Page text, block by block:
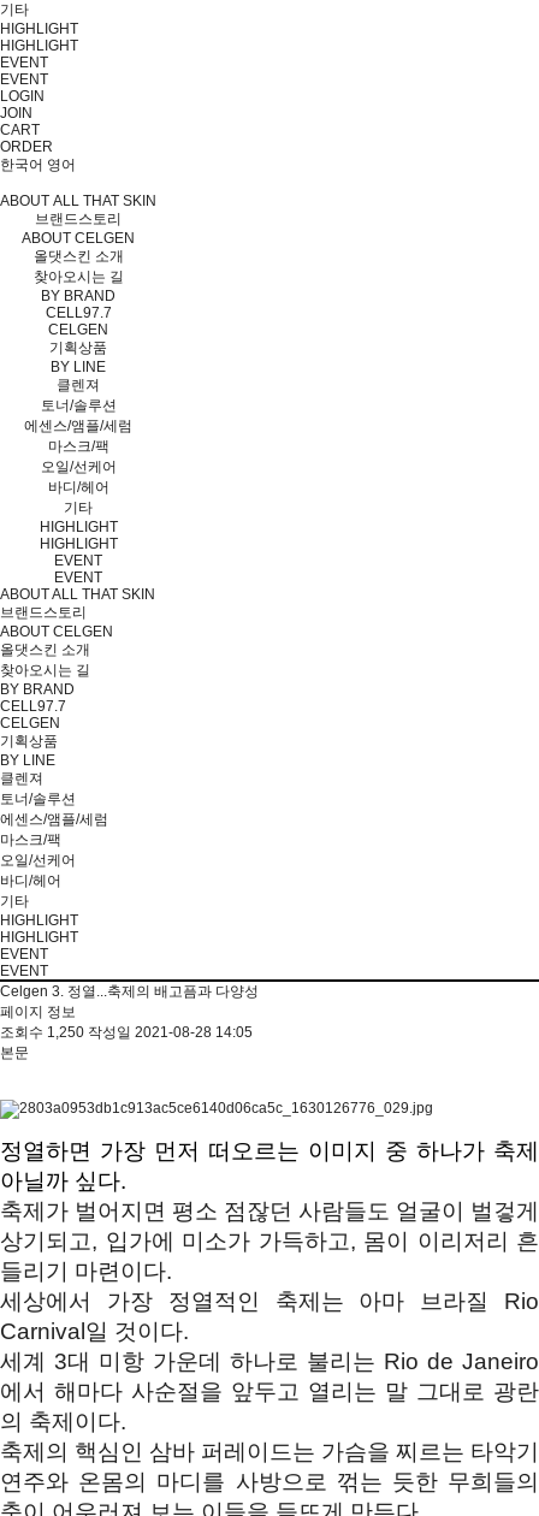
기타
HIGHLIGHT
HIGHLIGHT
EVENT
EVENT
LOGIN
JOIN
CART
ORDER
한국어 영어
ABOUT ALL THAT SKIN
브랜드스토리
ABOUT CELGEN
올댓스킨 소개
찾아오시는 길
BY BRAND
CELL97.7
CELGEN
기획상품
BY LINE
클렌져
토너/솔루션
에센스/앰플/세럼
마스크/팩
오일/선케어
바디/헤어
기타
HIGHLIGHT
HIGHLIGHT
EVENT
EVENT
ABOUT ALL THAT SKIN
브랜드스토리
ABOUT CELGEN
올댓스킨 소개
찾아오시는 길
BY BRAND
CELL97.7
CELGEN
기획상품
BY LINE
클렌져
토너/솔루션
에센스/앰플/세럼
마스크/팩
오일/선케어
바디/헤어
기타
HIGHLIGHT
HIGHLIGHT
EVENT
EVENT
Celgen 3. 정열...축제의 배고픔과 다양성
페이지 정보
조회수 1,250 작성일 2021-08-28 14:05
본문
정열하면 가장 먼저 떠오르는 이미지 중 하나가 축제
아닐까 싶다.
축제가 벌어지면 평소 점잖던 사람들도 얼굴이 벌겋게
상기되고, 입가에 미소가 가득하고, 몸이 이리저리 흔
들리기 마련이다.
세상에서 가장 정열적인 축제는 아마 브라질 Rio
Carnival일 것이다.
세계 3대 미항 가운데 하나로 불리는 Rio de Janeiro
에서 해마다 사순절을 앞두고 열리는 말 그대로 광란
의 축제이다.
축제의 핵심인 삼바 퍼레이드는 가슴을 찌르는 타악기
연주와 온몸의 마디를 사방으로 꺾는 듯한 무희들의